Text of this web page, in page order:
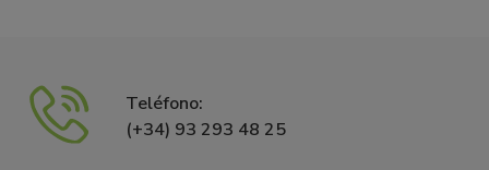
Teléfono:
(+34) 93 293 48 25